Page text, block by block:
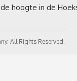
All Rights Reserved.